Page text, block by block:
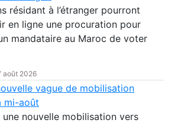
résidant à l’étranger pourront
en ligne une procuration pour
mandataire au Maroc de voter
août 2026
vague de mobilisation
mi-août
une nouvelle mobilisation vers